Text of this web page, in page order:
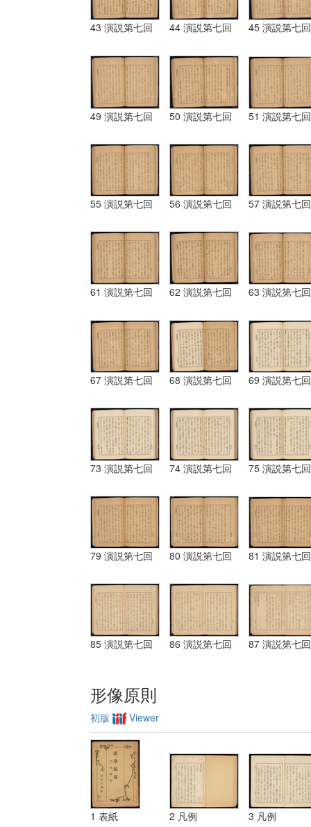
43 演説第七回 44 演説第七回 45 演説第七回
49 演説第七回 50 演説第七回 51 演説第七回
55 演説第七回 56 演説第七回 57 演説第七回
61 演説第七回 62 演説第七回 63 演説第七回
67 演説第七回 68 演説第七回 69 演説第七回
73 演説第七回 74 演説第七回 75 演説第七回
79 演説第七回 80 演説第七回 81 演説第七回
85 演説第七回 86 演説第七回 87 演説第七回
形像原則
初版 Viewer
1 表紙 2 凡例 3 凡例